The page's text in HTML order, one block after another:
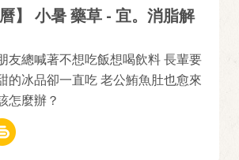
曆】 小暑 藥草 - 宜。消脂解
友總喊著不想吃飯想喝飲料 長輩要
的冰品卻一直吃 老公鮪魚肚也愈來
怎麼辦？